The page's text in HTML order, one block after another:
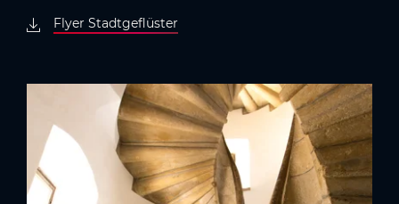
Flyer Stadtgeflüster